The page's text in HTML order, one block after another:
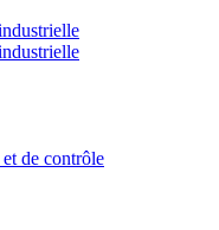
et de contrôle